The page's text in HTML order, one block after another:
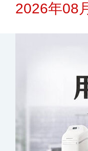
2026年08